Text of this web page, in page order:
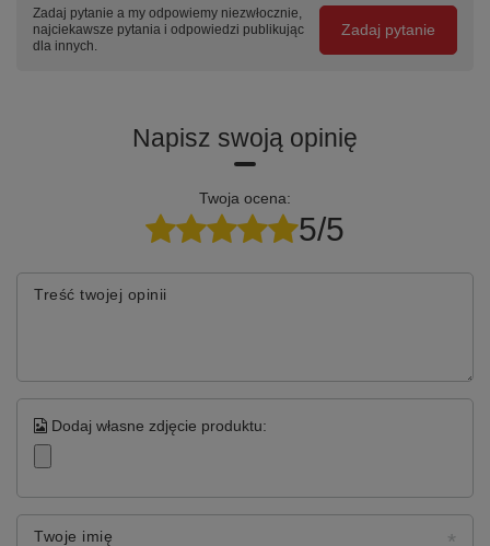
Zadaj pytanie a my odpowiemy niezwłocznie,
najciekawsze pytania i odpowiedzi publikując
dla innych.
Zadaj pytanie
Napisz swoją opinię
Twoja ocena:
5/5
Treść twojej opinii
Dodaj własne zdjęcie produktu:
Twoje imię